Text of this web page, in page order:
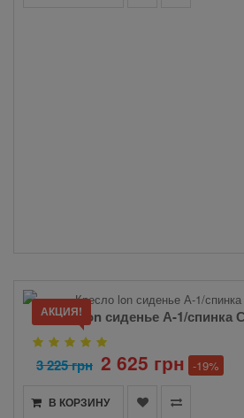
АКЦИЯ!
Кресло lon сиденье А-1/спинка
3 225 грн 2 625 грн -19%
В КОРЗИНУ